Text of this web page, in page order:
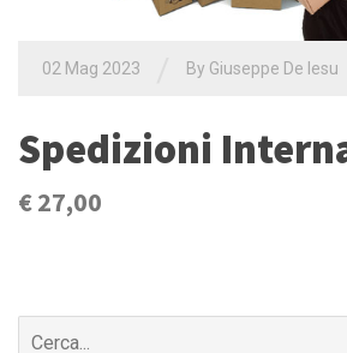
02 Mag 2023 By Giuseppe De Iesu
Spedizioni
€ 27,00
Search